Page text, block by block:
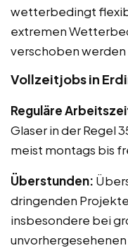
wetterbedingt
extremen
verschoben werden
Vollzeitjobs in
Reguläre
Glaser in der Regel
meist montags bis
Überstunden:
dringenden
insbesondere bei
unvorhergesehenen